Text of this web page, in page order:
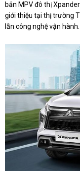
bản MPV đô thị
giới thiệu tại thị trường
lẫn công nghệ vận hành.